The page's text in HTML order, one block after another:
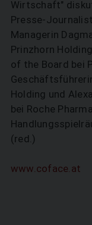
Wirtschaft"
Presse-
Managerin
Prinzhorn
of the Board bei
Holding und
bei Roche
(red.)
www.coface.at